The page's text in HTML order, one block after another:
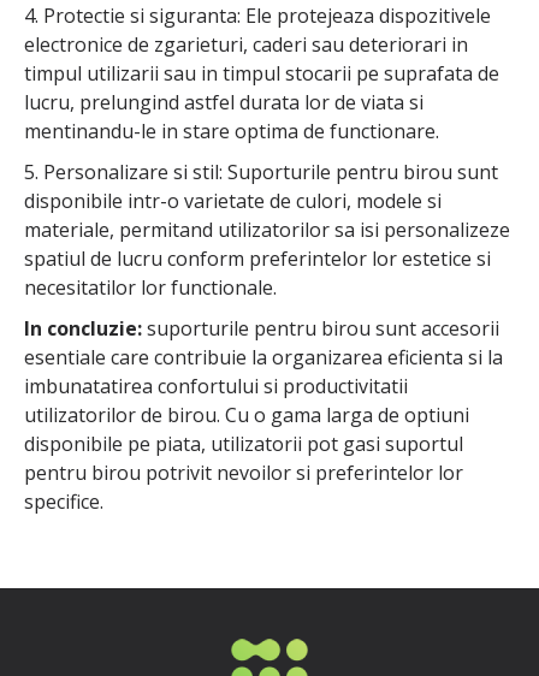
4. Protectie si siguranta: Ele protejeaza dispozitivele
electronice de zgarieturi, caderi sau deteriorari in
timpul utilizarii sau in timpul stocarii pe suprafata de
lucru, prelungind astfel durata lor de viata si
mentinandu-le in stare optima de functionare.
5. Personalizare si stil: Suporturile pentru birou sunt
disponibile intr-o varietate de culori, modele si
materiale, permitand utilizatorilor sa isi personalizeze
spatiul de lucru conform preferintelor lor estetice si
necesitatilor lor functionale.
In concluzie:suporturile pentru birou sunt accesorii
esentiale care contribuie la organizarea eficienta si la
imbunatatirea confortului si productivitatii
utilizatorilor de birou. Cu o gama larga de optiuni
disponibile pe piata, utilizatorii pot gasi suportul
pentru birou potrivit nevoilor si preferintelor lor
specifice.